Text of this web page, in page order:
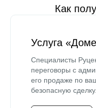
Как
Услуга
Специалисты
переговоры с
его продаже по
безопасную сделку.